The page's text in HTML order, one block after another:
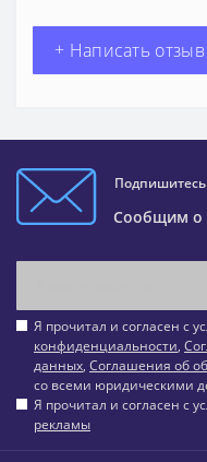
+ Написать отзыв
Сообщим о
Я прочитал и согласен с
конфиденциальности,
данных, Соглашения об
со всеми юридическими
Я прочитал и согласен с
рекламы